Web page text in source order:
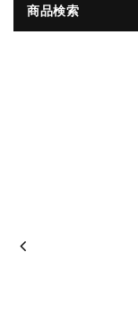
商品検索